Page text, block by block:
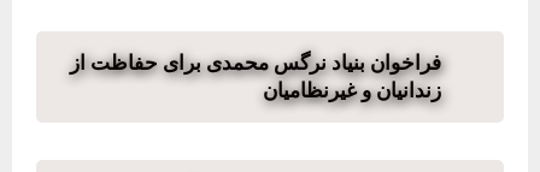
فراخوان بنیاد نرگس محمدی برای حفاظت از
زندانیان و غیرنظامیان